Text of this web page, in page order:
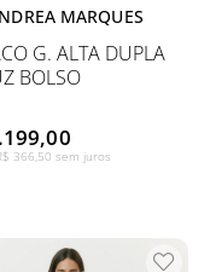
MARQUES
G. ALTA DUPLA
BOLSO
366,50 sem juros